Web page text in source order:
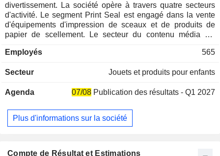
divertissement. La société opère à travers quatre secteurs
d'activité. Le segment Print Seal est engagé dans la vente
d'équipements d'impression de sceaux et de produits de
papier de scellement. Le secteur du contenu média est
services d'acquisition et de lecture d'images de sceaux
personnages est engagé dans la planification et la vente de
offerts par les installations de loisirs. Le segment des jeux
compatibles avec les logiciels de jeux vidéo domestiques et
les plateformes de contenu numérique.
Employés 565
Secteur Jouets et produits pour enfants
Agenda 07/08 Publication des résultats - Q1 2027
Plus d'informations sur la société
Compte de Résultat et Estimations